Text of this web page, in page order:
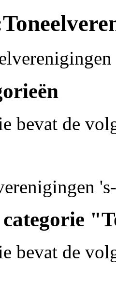
bevat de
categorie
bevat de